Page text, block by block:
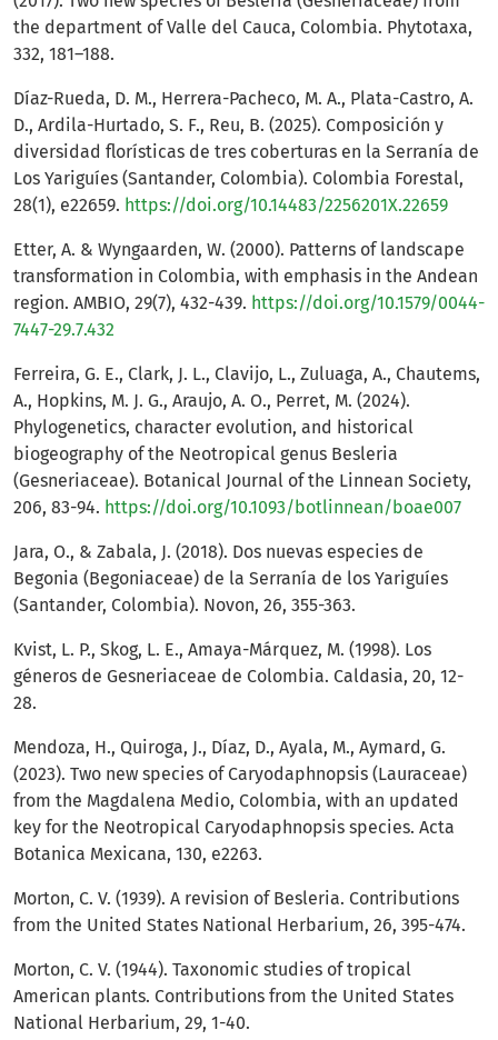
the department of Valle del Cauca, Colombia. Phytotaxa,
332, 181–188.
Díaz-Rueda, D. M., Herrera-Pacheco, M. A., Plata-Castro, A.
D., Ardila-Hurtado, S. F., Reu, B. (2025). Composición y
diversidad florísticas de tres coberturas en la Serranía de
Los Yariguíes (Santander, Colombia). Colombia Forestal,
28(1), e22659. https://doi.org/10.14483/2256201X.22659
Etter, A. & Wyngaarden, W. (2000). Patterns of landscape
transformation in Colombia, with emphasis in the Andean
region. AMBIO, 29(7), 432-439. https://doi.org/10.1579/0044-
7447-29.7.432
Ferreira, G. E., Clark, J. L., Clavijo, L., Zuluaga, A., Chautems,
A., Hopkins, M. J. G., Araujo, A. O., Perret, M. (2024).
Phylogenetics, character evolution, and historical
biogeography of the Neotropical genus Besleria
(Gesneriaceae). Botanical Journal of the Linnean Society,
206, 83-94. https://doi.org/10.1093/botlinnean/boae007
Jara, O., & Zabala, J. (2018). Dos nuevas especies de
Begonia (Begoniaceae) de la Serranía de los Yariguíes
(Santander, Colombia). Novon, 26, 355-363.
Kvist, L. P., Skog, L. E., Amaya-Márquez, M. (1998). Los
géneros de Gesneriaceae de Colombia. Caldasia, 20, 12-
28.
Mendoza, H., Quiroga, J., Díaz, D., Ayala, M., Aymard, G.
(2023). Two new species of Caryodaphnopsis (Lauraceae)
from the Magdalena Medio, Colombia, with an updated
key for the Neotropical Caryodaphnopsis species. Acta
Botanica Mexicana, 130, e2263.
Morton, C. V. (1939). A revision of Besleria. Contributions
from the United States National Herbarium, 26, 395-474.
Morton, C. V. (1944). Taxonomic studies of tropical
American plants. Contributions from the United States
National Herbarium, 29, 1-40.